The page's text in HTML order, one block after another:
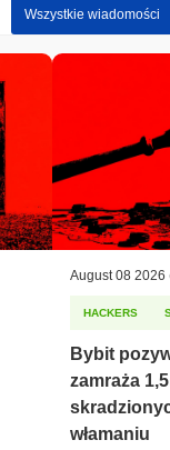
Wszystkie wiadomości
August 08 2026
HACKERS
Bybit
zamraża
włamaniu